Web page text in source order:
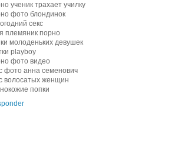
ученик трахает училку
фото блондинок
секс
племяник порно
молоденьких девушек
playboy
фото видео
фото анна семенович
волосатых женщин
попки